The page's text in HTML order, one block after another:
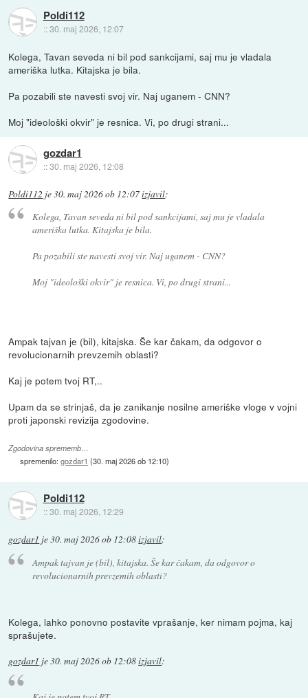
Poldi112
::30. maj 2026, 12:07
Kolega, Tavan seveda ni bil pod sankcijami, saj mu je vladala
ameriška lutka. Kitajska je bila.
Pa pozabili ste navesti svoj vir. Naj uganem - CNN?
Moj "ideološki okvir" je resnica. Vi, po drugi strani...
gozdar1
::30. maj 2026, 12:08
Poldi112 je30. maj 2026 ob 12:07izjavil:
Kolega, Tavan seveda ni bil pod sankcijami, saj mu je vladala
ameriška lutka. Kitajska je bila.
Pa pozabili ste navesti svoj vir. Naj uganem - CNN?
Moj "ideološki okvir" je resnica. Vi, po drugi strani...
Ampak tajvan je (bil), kitajska. Še kar čakam, da odgovor o
revolucionarnih prevzemih oblasti?
Kaj je potem tvoj RT,..
Upam da se strinjaš, da je zanikanje nosilne ameriške vloge v vojni
proti japonski revizija zgodovine.
Zgodovina sprememb…
spremenilo:gozdar1 (30. maj 2026 ob 12:10)
Poldi112
::30. maj 2026, 12:29
gozdar1 je30. maj 2026 ob 12:08izjavil:
Ampak tajvan je (bil), kitajska. Še kar čakam, da odgovor o
revolucionarnih prevzemih oblasti?
Kolega, lahko ponovno postavite vprašanje, ker nimam pojma, kaj
sprašujete.
gozdar1 je30. maj 2026 ob 12:08izjavil: